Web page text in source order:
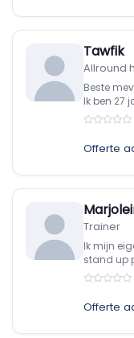
Tawfik
Allround
Beste
Ik ben 27
Offerte
Trainer
Ik mijn
stand up
Offerte